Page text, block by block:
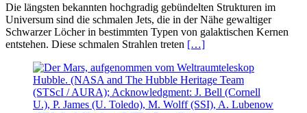
Die längsten bekannten hochgradig gebündelten Strukturen im
Universum sind die schmalen Jets, die in der Nähe gewaltiger
Schwarzer Löcher in bestimmten Typen von galaktischen Kernen
entstehen. Diese schmalen Strahlen treten […]